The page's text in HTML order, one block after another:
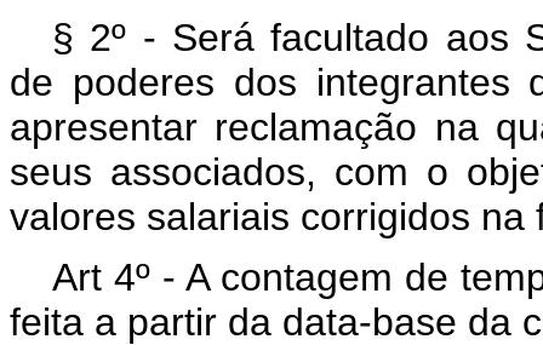
§ 2º - Será facultado aos
de poderes dos integrantes
apresentar reclamação na
seus associados, com o
valores salariais corrigidos na
Art 4º - A contagem de
feita a partir da data-base da